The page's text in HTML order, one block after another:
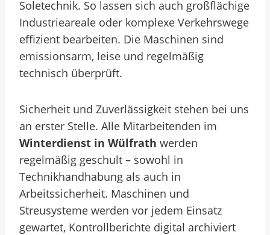
Soletechnik. So lassen sich auch großflächige
Industrieareale oder komplexe Verkehrswege
effizient bearbeiten. Die Maschinen sind
emissionsarm, leise und regelmäßig
technisch überprüft.
Sicherheit und Zuverlässigkeit stehen bei uns
an erster Stelle. Alle Mitarbeitenden im
Winterdienst in Wülfrath werden
regelmäßig geschult – sowohl in
Technikhandhabung als auch in
Arbeitssicherheit. Maschinen und
Streusysteme werden vor jedem Einsatz
gewartet, Kontrollberichte digital archiviert